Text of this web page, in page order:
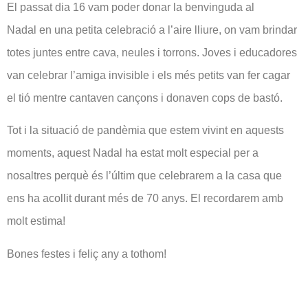
El passat dia 16 vam poder donar la benvinguda al
Nadal en una petita celebració a l’aire lliure, on vam brindar
totes juntes entre cava, neules i torrons. Joves i educadores
van celebrar l’amiga invisible i els més petits van fer cagar
el tió mentre cantaven cançons i donaven cops de bastó.
Tot i la situació de pandèmia que estem vivint en aquests
moments, aquest Nadal ha estat molt especial per a
nosaltres perquè és l’últim que celebrarem a la casa que
ens ha acollit durant més de 70 anys. El recordarem amb
molt estima!
Bones festes i feliç any a tothom!